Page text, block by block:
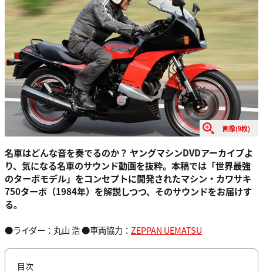
画像(9枚)
名車はどんな音を奏でるのか？ ヤングマシンDVDアーカイブよ
り、気になる名車のサウンド動画を抜粋。本稿では「世界最強
のターボモデル」をコンセプトに開発されたマシン・カワサキ
750ターボ（1984年）を解説しつつ、そのサウンドをお届けす
る。
●ライダー：丸山 浩 ●車両協力： ZEPPAN UEMATSU
目次